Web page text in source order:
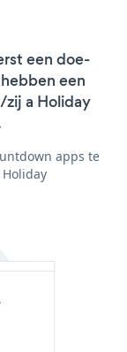
een doe-
een
a Holiday
apps te